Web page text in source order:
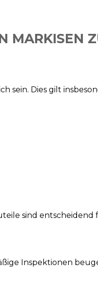
MARKISEN
sein. Dies gilt
sind
Inspektionen